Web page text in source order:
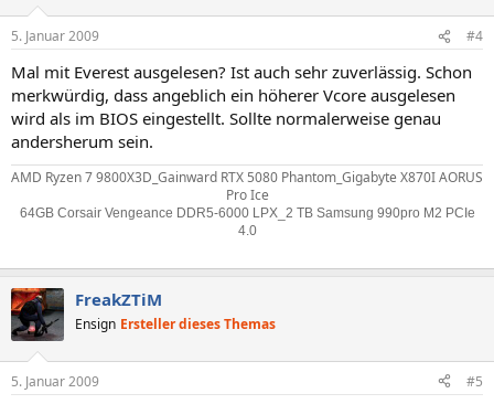
5. Januar 2009 #4
Mal mit Everest ausgelesen? Ist auch sehr zuverlässig. Schon
merkwürdig, dass angeblich ein höherer Vcore ausgelesen
wird als im BIOS eingestellt. Sollte normalerweise genau
andersherum sein.
AMD Ryzen 7 9800X3D_Gainward RTX 5080 Phantom_Gigabyte X870I AORUS
Pro Ice
64GB Corsair Vengeance DDR5-6000 LPX_2 TB Samsung 990pro M2 PCIe
4.0
FreakZTiM
Ensign Ersteller dieses Themas
5. Januar 2009 #5